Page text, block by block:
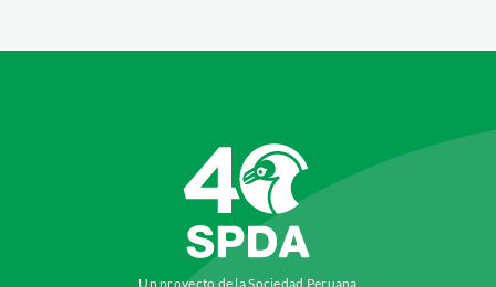
Un proyecto de la Sociedad Peruana